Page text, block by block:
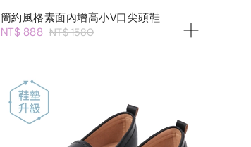
簡約風格素面內增高小V口尖頭鞋
NT$ 888 NT$ 1580